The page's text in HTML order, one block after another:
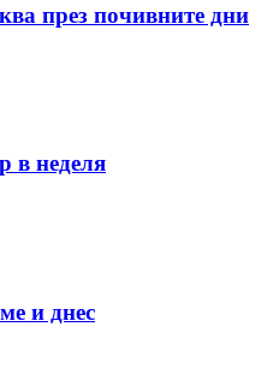
през почивните дни
в неделя
и днес